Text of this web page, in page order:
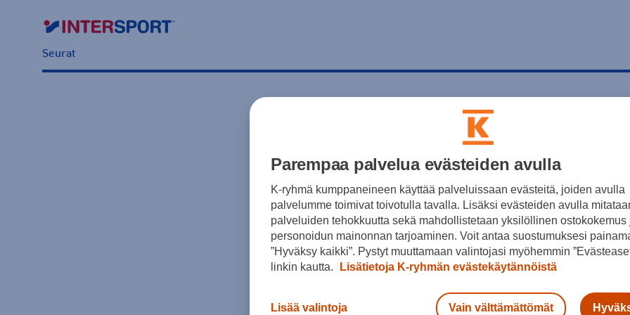
Seurat
Parempaa palvelua evästeiden avulla
K-ryhmä kumppaneineen käyttää palveluissaan evästeitä, joiden avulla
palvelumme toimivat toivotulla tavalla. Lisäksi evästeiden avulla
palveluiden tehokkuutta sekä mahdollistetaan yksilöllinen ostokokemus
personoidun mainonnan tarjoaminen. Voit antaa suostumuksesi
”Hyväksy kaikki”. Pystyt muuttamaan valintojasi myöhemmin
linkin kautta.
Lisätietoja K-ryhmän evästekäytännöistä
Lisää valintoja Vain välttämättömät